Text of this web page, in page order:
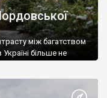
між багатством
більше не